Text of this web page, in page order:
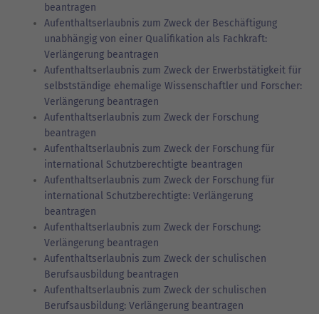
beantragen
Aufenthaltserlaubnis zum Zweck der Beschäftigung
unabhängig von einer Qualifikation als Fachkraft:
Verlängerung beantragen
Aufenthaltserlaubnis zum Zweck der Erwerbstätigkeit für
selbstständige ehemalige Wissenschaftler und Forscher:
Verlängerung beantragen
Aufenthaltserlaubnis zum Zweck der Forschung
beantragen
Aufenthaltserlaubnis zum Zweck der Forschung für
international Schutzberechtigte beantragen
Aufenthaltserlaubnis zum Zweck der Forschung für
international Schutzberechtigte: Verlängerung
beantragen
Aufenthaltserlaubnis zum Zweck der Forschung:
Verlängerung beantragen
Aufenthaltserlaubnis zum Zweck der schulischen
Berufsausbildung beantragen
Aufenthaltserlaubnis zum Zweck der schulischen
Berufsausbildung: Verlängerung beantragen